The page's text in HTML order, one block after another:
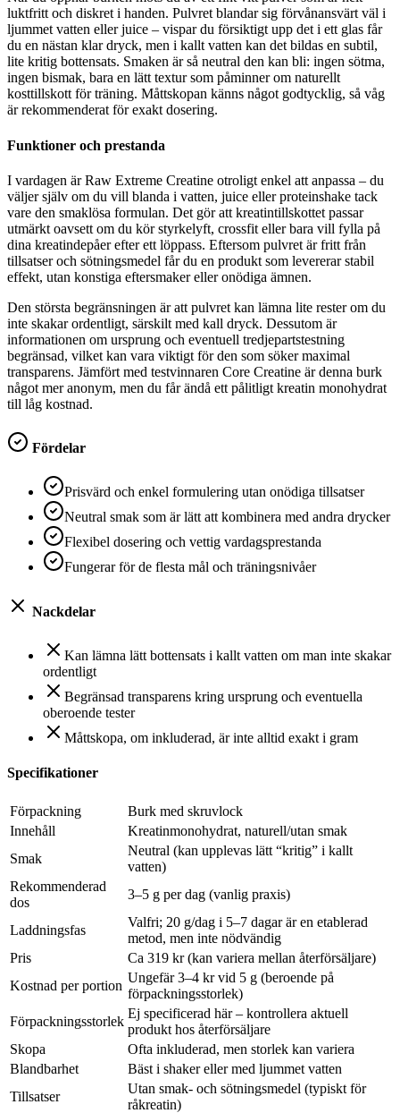
luktfritt och diskret i handen. Pulvret blandar sig förvånansvärt väl i
ljummet vatten eller juice – vispar du försiktigt upp det i ett glas får
du en nästan klar dryck, men i kallt vatten kan det bildas en subtil,
lite kritig bottensats. Smaken är så neutral den kan bli: ingen sötma,
ingen bismak, bara en lätt textur som påminner om naturellt
kosttillskott för träning. Måttskopan känns något godtycklig, så våg
är rekommenderat för exakt dosering.
Funktioner och prestanda
I vardagen är Raw Extreme Creatine otroligt enkel att anpassa – du
väljer själv om du vill blanda i vatten, juice eller proteinshake tack
vare den smaklösa formulan. Det gör att kreatintillskottet passar
utmärkt oavsett om du kör styrkelyft, crossfit eller bara vill fylla på
dina kreatindepåer efter ett löppass. Eftersom pulvret är fritt från
tillsatser och sötningsmedel får du en produkt som levererar stabil
effekt, utan konstiga eftersmaker eller onödiga ämnen.
Den största begränsningen är att pulvret kan lämna lite rester om du
inte skakar ordentligt, särskilt med kall dryck. Dessutom är
informationen om ursprung och eventuell tredjepartstestning
begränsad, vilket kan vara viktigt för den som söker maximal
transparens. Jämfört med testvinnaren Core Creatine är denna burk
något mer anonym, men du får ändå ett pålitligt kreatin monohydrat
till låg kostnad.
Fördelar
Prisvärd och enkel formulering utan onödiga tillsatser
Neutral smak som är lätt att kombinera med andra drycker
Flexibel dosering och vettig vardagsprestanda
Fungerar för de flesta mål och träningsnivåer
Nackdelar
Kan lämna lätt bottensats i kallt vatten om man inte skakar
ordentligt
Begränsad transparens kring ursprung och eventuella
oberoende tester
Måttskopa, om inkluderad, är inte alltid exakt i gram
Specifikationer
Förpackning
Burk med skruvlock
Innehåll
Kreatinmonohydrat, naturell/utan smak
Smak
Neutral (kan upplevas lätt “kritig” i kallt
vatten)
Rekommenderad
dos
3–5 g per dag (vanlig praxis)
Laddningsfas
Valfri; 20 g/dag i 5–7 dagar är en etablerad
metod, men inte nödvändig
Pris
Ca 319 kr (kan variera mellan återförsäljare)
Kostnad per portion
Ungefär 3–4 kr vid 5 g (beroende på
förpackningsstorlek)
Förpackningsstorlek
Ej specificerad här – kontrollera aktuell
produkt hos återförsäljare
Skopa
Ofta inkluderad, men storlek kan variera
Blandbarhet
Bäst i shaker eller med ljummet vatten
Tillsatser
Utan smak- och sötningsmedel (typiskt för
råkreatin)